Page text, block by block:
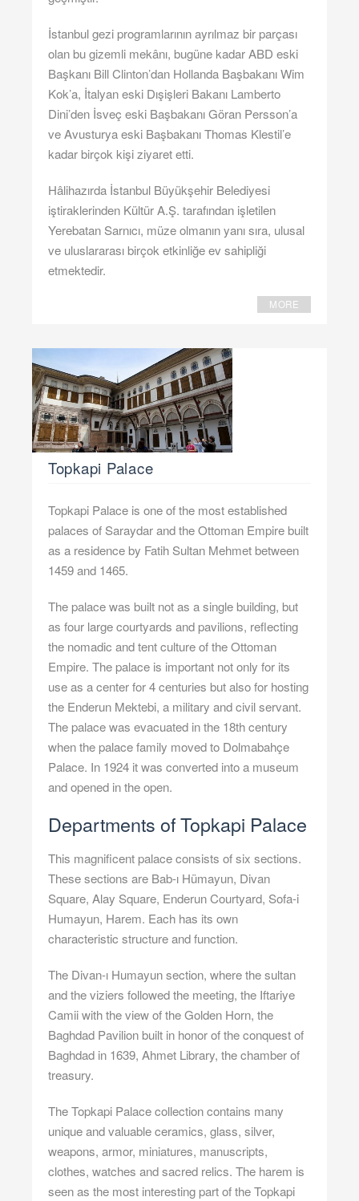
İstanbul gezi programlarının ayrılmaz bir parçası
olan bu gizemli mekânı, bugüne kadar ABD eski
Başkanı Bill Clinton’dan Hollanda Başbakanı Wim
Kok’a, İtalyan eski Dışişleri Bakanı Lamberto
Dini’den İsveç eski Başbakanı Göran Persson’a
ve Avusturya eski Başbakanı Thomas Klestil’e
kadar birçok kişi ziyaret etti.
Hâlihazırda İstanbul Büyükşehir Belediyesi
iştiraklerinden Kültür A.Ş. tarafından işletilen
Yerebatan Sarnıcı, müze olmanın yanı sıra, ulusal
ve uluslararası birçok etkinliğe ev sahipliği
etmektedir.
MORE
Topkapi Palace
Topkapi Palace is one of the most established
palaces of Saraydar and the Ottoman Empire built
as a residence by Fatih Sultan Mehmet between
1459 and 1465.
The palace was built not as a single building, but
as four large courtyards and pavilions, reflecting
the nomadic and tent culture of the Ottoman
Empire. The palace is important not only for its
use as a center for 4 centuries but also for hosting
the Enderun Mektebi, a military and civil servant.
The palace was evacuated in the 18th century
when the palace family moved to Dolmabahçe
Palace. In 1924 it was converted into a museum
and opened in the open.
Departments of Topkapi Palace
This magnificent palace consists of six sections.
These sections are Bab-ı Hümayun, Divan
Square, Alay Square, Enderun Courtyard, Sofa-i
Humayun, Harem. Each has its own
characteristic structure and function.
The Divan-ı Humayun section, where the sultan
and the viziers followed the meeting, the Iftariye
Camii with the view of the Golden Horn, the
Baghdad Pavilion built in honor of the conquest of
Baghdad in 1639, Ahmet Library, the chamber of
treasury.
The Topkapi Palace collection contains many
unique and valuable ceramics, glass, silver,
weapons, armor, miniatures, manuscripts,
clothes, watches and sacred relics. The harem is
seen as the most interesting part of the Topkapi